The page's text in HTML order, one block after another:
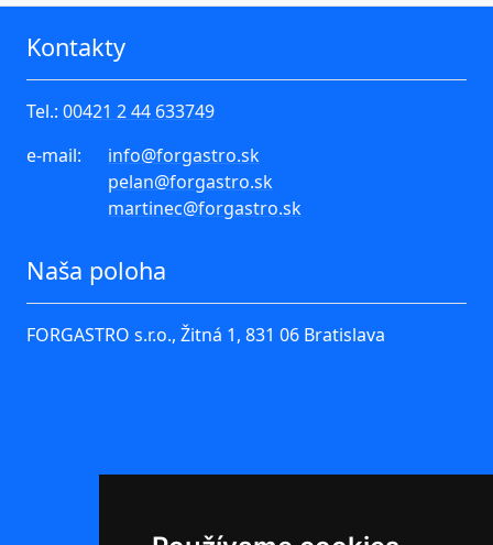
Kontakty
Tel.: 00421 2 44 633749
e-mail:
info@forgastro.sk
pelan@forgastro.sk
martinec@forgastro.sk
Naša poloha
FORGASTRO s.r.o., Žitná 1, 831 06 Bratislava